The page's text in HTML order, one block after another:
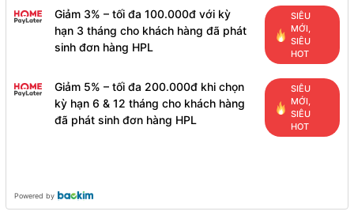
Giảm 3% – tối đa 100.000đ với kỳ
hạn 3 tháng cho khách hàng đã phát
sinh đơn hàng HPL
SIÊU
MỚI,
SIÊU
HOT
Giảm 5% – tối đa 200.000đ khi chọn
kỳ hạn 6 & 12 tháng cho khách hàng
đã phát sinh đơn hàng HPL
SIÊU
MỚI,
SIÊU
HOT
Powered by